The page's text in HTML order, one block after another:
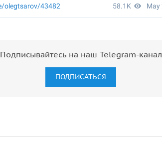
Подписывайтесь на наш Telegram-канал
ПОДПИСАТЬСЯ